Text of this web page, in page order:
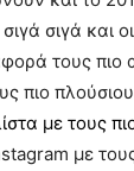
σιγά και
τους
πιο
με τους
με